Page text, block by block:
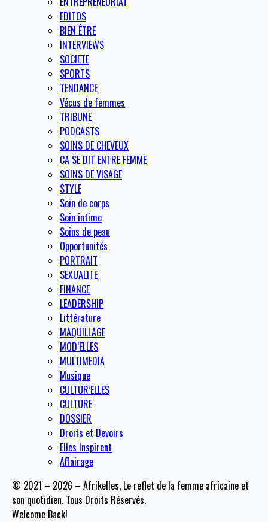
EDITOS
BIEN ÊTRE
INTERVIEWS
SOCIETE
SPORTS
TENDANCE
Vécus de femmes
TRIBUNE
PODCASTS
SOINS DE CHEVEUX
CA SE DIT ENTRE FEMME
SOINS DE VISAGE
STYLE
Soin de corps
Soin intime
Soins de peau
Opportunités
PORTRAIT
SEXUALITE
FINANCE
LEADERSHIP
Littérature
MAQUILLAGE
MOD’ELLES
MULTIMEDIA
Musique
CULTUR’ELLES
CULTURE
DOSSIER
Droits et Devoirs
Elles Inspirent
Affairage
© 2021 – 2026 – Afrikelles, Le reflet de la femme africaine et
son quotidien. Tous Droits Réservés.
Welcome Back!